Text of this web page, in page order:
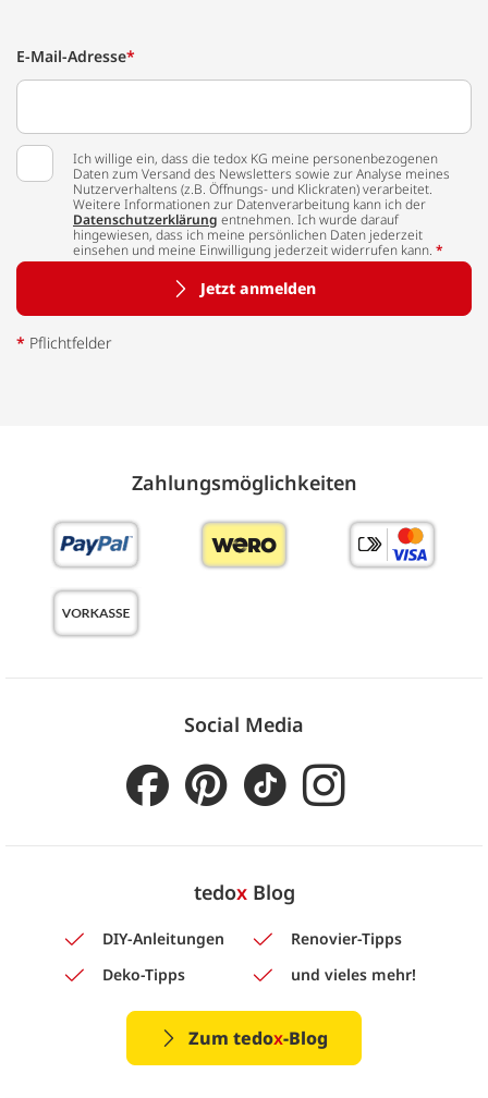
E-Mail-Adresse*
Ich willige ein, dass die tedox KG meine personenbezogenen
Daten zum Versand des Newsletters sowie zur Analyse meines
Nutzerverhaltens (z.B. Öffnungs- und Klickraten) verarbeitet.
Weitere Informationen zur Datenverarbeitung kann ich der
Datenschutzerklärung entnehmen. Ich wurde darauf
hingewiesen, dass ich meine persönlichen Daten jederzeit
einsehen und meine Einwilligung jederzeit widerrufen kann. *
Jetzt anmelden
* Pflichtfelder
Zahlungs­möglich­keiten
Social Media
tedoxBlog
DIY-Anleitungen
Renovier-Tipps
Deko-Tipps
und vieles mehr!
Zum tedox-Blog